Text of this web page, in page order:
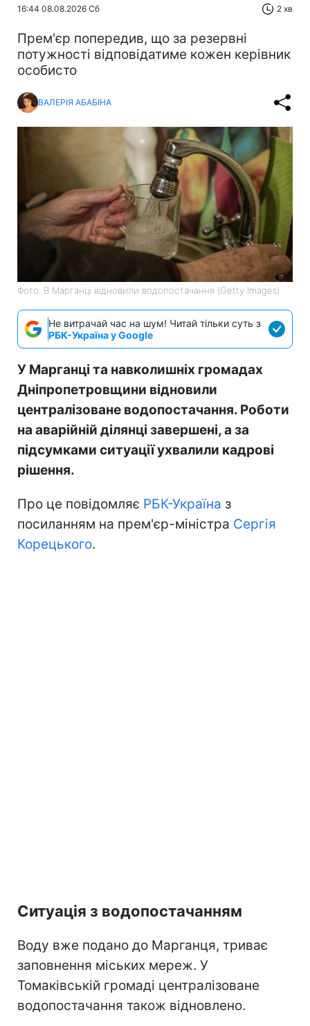
16:44 08.08.2026 Сб 2 хв
Прем'єр попередив, що за резервні
потужності відповідатиме кожен керівник
особисто
ВАЛЕРІЯ АБАБІНА
Фото: В Марганці відновили водопостачання (Getty Images)
Не витрачай час на шум! Читай тільки суть з
РБК-Україна у Google
У Марганці та навколишніх громадах
Дніпропетровщини відновили
централізоване водопостачання. Роботи
на аварійній ділянці завершені, а за
підсумками ситуації ухвалили кадрові
рішення.
Про це повідомляє РБК-Україна з
посиланням на прем'єр-міністра Сергія
Корецького.
Ситуація з водопостачанням
Воду вже подано до Марганця, триває
заповнення міських мереж. У
Томаківській громаді централізоване
водопостачання також відновлено.